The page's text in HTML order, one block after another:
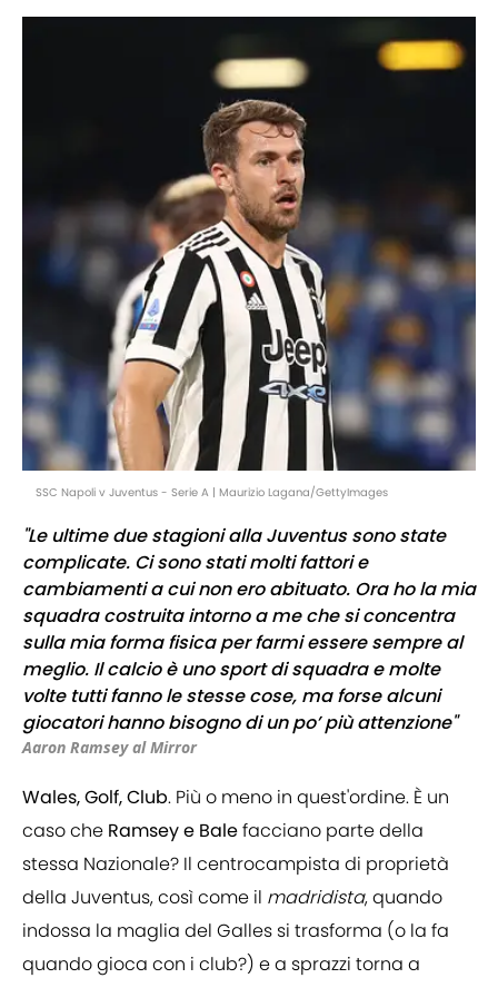
SSC Napoli v Juventus - Serie A | Maurizio Lagana/GettyImages
"Le ultime due stagioni alla Juventus sono state
complicate. Ci sono stati molti fattori e
cambiamenti a cui non ero abituato. Ora ho la mia
squadra costruita intorno a me che si concentra
sulla mia forma fisica per farmi essere sempre al
meglio. Il calcio è uno sport di squadra e molte
volte tutti fanno le stesse cose, ma forse alcuni
giocatori hanno bisogno di un po’ più attenzione"
Aaron Ramsey al Mirror
Wales, Golf, Club. Più o meno in quest'ordine. È un
caso che Ramsey e Balefacciano parte della
stessa Nazionale? Il centrocampista di proprietà
della Juventus, così come il madridista, quando
indossa la maglia del Galles si trasforma (o la fa
quando gioca con i club?) e a sprazzi torna a